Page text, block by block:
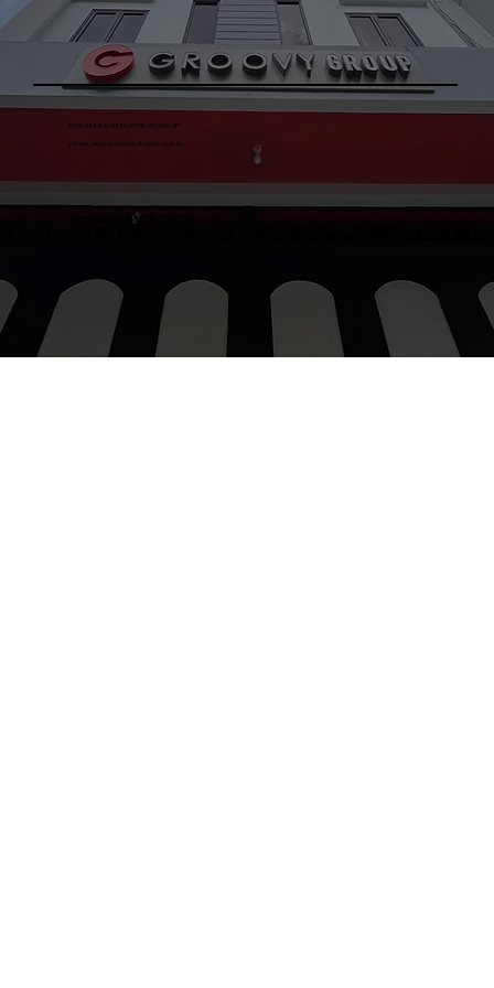
FOR VENUE & VENDOR RELATIONSHIP
please send your price & catalogue to:
procurementgroovygroup@gmail.com